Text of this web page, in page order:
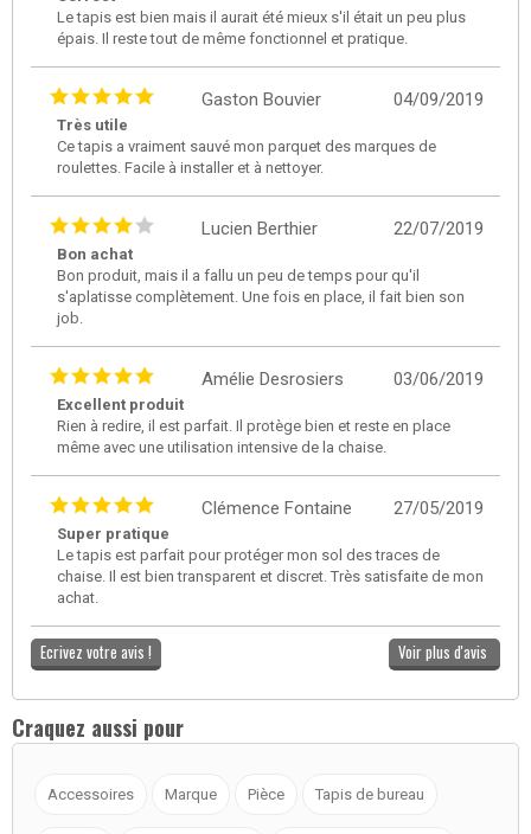
Le tapis est bien mais il aurait été mieux s'il était un peu plus
épais. Il reste tout de même fonctionnel et pratique.
04/09/2019
Gaston Bouvier
Très utile
Ce tapis a vraiment sauvé mon parquet des marques de
roulettes. Facile à installer et à nettoyer.
22/07/2019
Lucien Berthier
Bon achat
Bon produit, mais il a fallu un peu de temps pour qu'il
s'aplatisse complètement. Une fois en place, il fait bien son
job.
03/06/2019
Amélie Desrosiers
Excellent produit
Rien à redire, il est parfait. Il protège bien et reste en place
même avec une utilisation intensive de la chaise.
27/05/2019
Clémence Fontaine
Super pratique
Le tapis est parfait pour protéger mon sol des traces de
chaise. Il est bien transparent et discret. Très satisfaite de mon
achat.
Ecrivez votre avis ! Voir plus d'avis
Craquez aussi pour
Accessoires Marque Pièce Tapis de bureau